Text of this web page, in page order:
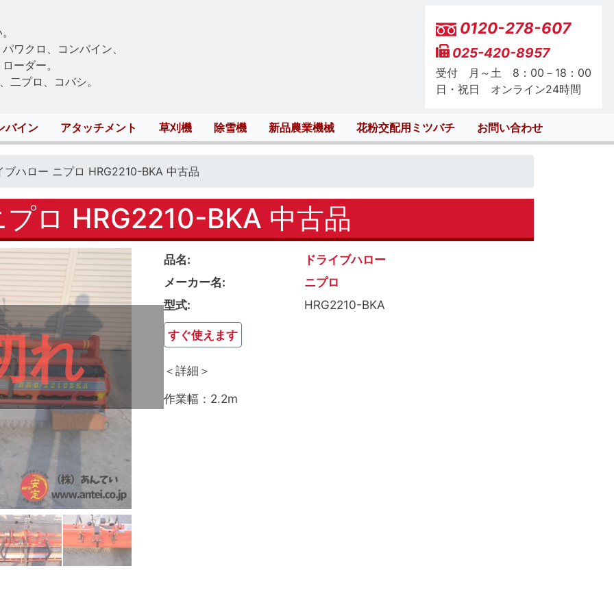
ワクロ、コンバイン、
ーダー。
二プロ、コバシ。
0120-278-607
025-420-8957
受付 月～土 8：00－18：00
日・祝日 オンライン24時間
バイン アタッチメント 草刈機 除雪機 新品農業機械 花粉交配用ミツバチ お問い合わせ
ブハロー ニプロ HRG2210-BKA 中古品
ロ HRG2210-BKA 中古品
れ
品名
ドライブハロー
メーカー名
ニプロ
型式
HRG2210-BKA
すぐ使えます
＜詳細＞
作業幅：2.2m